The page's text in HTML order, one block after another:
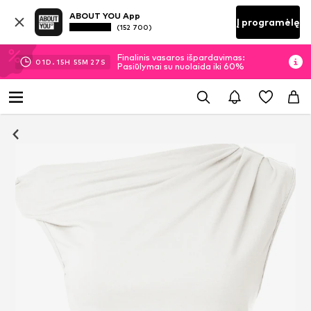
ABOUT YOU App
(152 700) Į programėlę
01D. 15H 55M 26 S
Finalinis vasaros išpardavimas:
Pasiūlymai su nuolaida iki 60%